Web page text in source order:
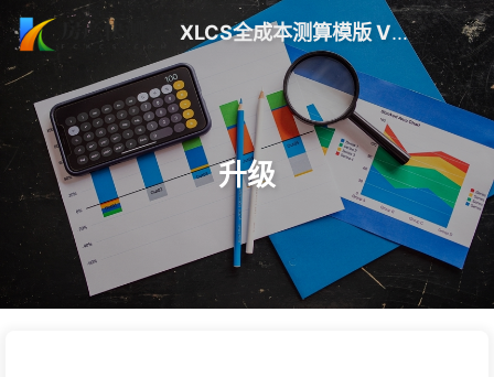
XLCS全成本测算模版 V10 更新 | 房产快测算
升级